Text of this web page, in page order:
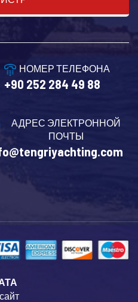
НОМЕР ТЕЛЕФОНА
+90 252 284 49 88
АДРЕС ЭЛЕКТРОННОЙ
ПОЧТЫ